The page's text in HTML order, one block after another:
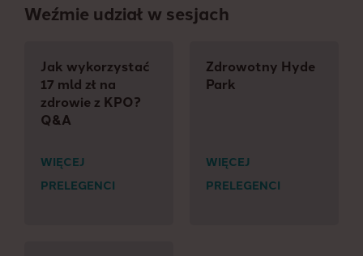
Weźmie udział w sesjach
Jak wykorzystać
17 mld zł na
zdrowie z KPO?
Q&A
WIĘCEJ
PRELEGENCI
Zdrowotny Hyde
Park
WIĘCEJ
PRELEGENCI